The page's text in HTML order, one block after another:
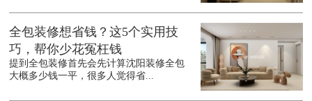
全包装修想省钱？这5个实用技
巧，帮你少花冤枉钱
提到全包装修首先会先计算沈阳装修全包
大概多少钱一平，很多人觉得省...